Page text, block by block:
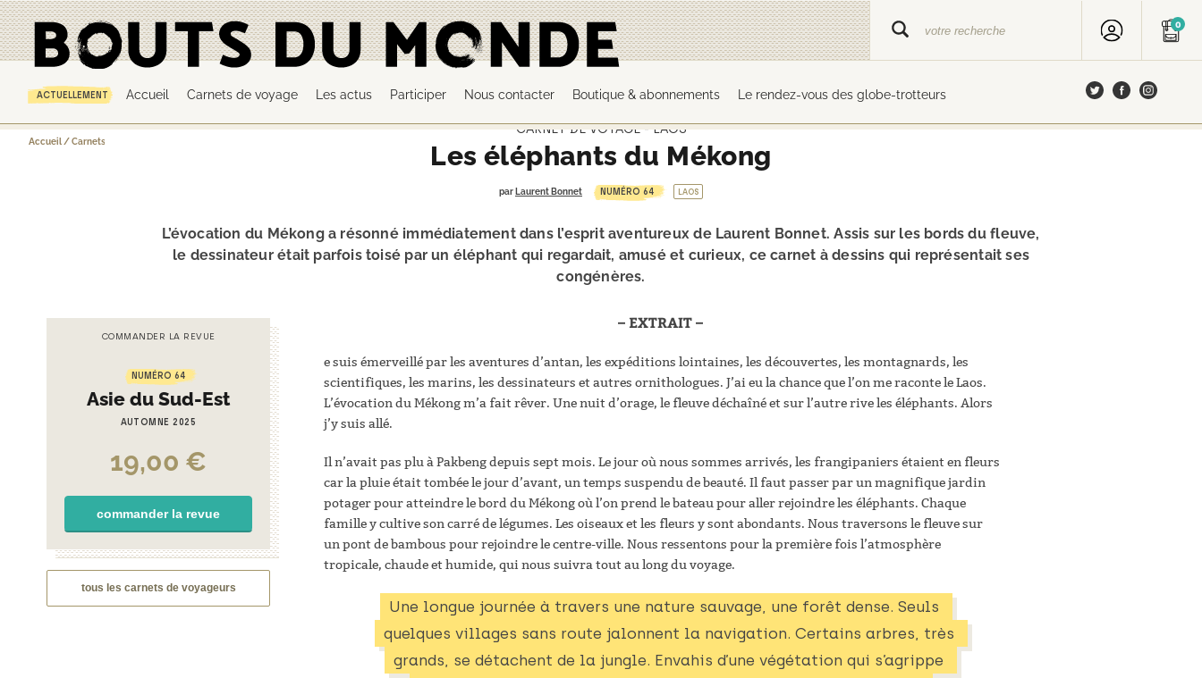
0
ACTUELLEMENT Accueil Carnets de voyage Les actus Participer Nous contacter Boutique & abonnements Le rendez-vous des globe-trotteurs
Accueil /Carnets de voyages
CARNET DE VOYAGE - LAOS
Les éléphants du Mékong
par Laurent Bonnet NUMÉRO 64 LAOS
L’évocation du Mékong a résonné immédiatement dans l’esprit aventureux de Laurent Bonnet. Assis sur les bords du fleuve,
le dessinateur était parfois toisé par un éléphant qui regardait, amusé et curieux, ce carnet à dessins qui représentait ses
congénères.
COMMANDER LA REVUE
NUMÉRO 64
Asie du Sud-Est
AUTOMNE 2025
19,00 €
commander la revue
tous les carnets de voyageurs
– EXTRAIT –
e suis émerveillé par les aventures d’antan, les expéditions lointaines, les découvertes, les montagnards, les
scientifiques, les marins, les dessinateurs et autres ornithologues. J’ai eu la chance que l’on me raconte le Laos.
L’évocation du Mékong m’a fait rêver. Une nuit d’orage, le fleuve déchaîné et sur l’autre rive les éléphants. Alors
j’y suis allé.
Il n’avait pas plu à Pakbeng depuis sept mois. Le jour où nous sommes arrivés, les frangipaniers étaient en fleurs
car la pluie était tombée le jour d’avant, un temps suspendu de beauté. Il faut passer par un magnifique jardin
potager pour atteindre le bord du Mékong où l’on prend le bateau pour aller rejoindre les éléphants. Chaque
famille y cultive son carré de légumes. Les oiseaux et les fleurs y sont abondants. Nous traversons le fleuve sur
un pont de bambous pour rejoindre le centre-ville. Nous ressentons pour la première fois l’atmosphère
tropicale, chaude et humide, qui nous suivra tout au long du voyage.
Une longue journée à travers une nature sauvage, une forêt dense. Seuls
quelques villages sans route jalonnent la navigation. Certains arbres, très
grands, se détachent de la jungle. Envahis d’une végétation qui s’agrippe